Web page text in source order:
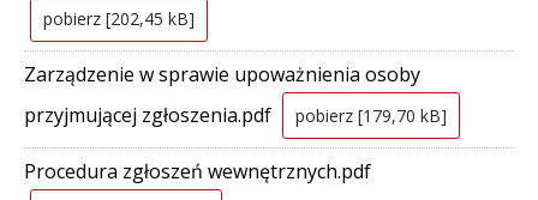
pobierz [202,45 kB]
Zarządzenie w sprawie upoważnienia osoby
przyjmującej zgłoszenia.pdf
pobierz [179,70 kB]
Procedura zgłoszeń wewnętrznych.pdf